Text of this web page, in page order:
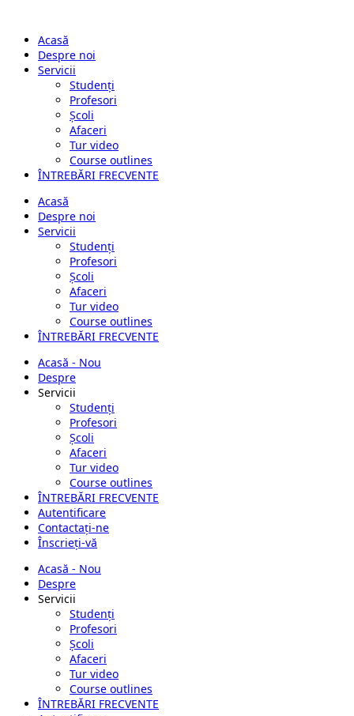
Acasă
Despre noi
Servicii
Studenți
Profesori
Școli
Afaceri
Tur video
Course outlines
ÎNTREBĂRI FRECVENTE
Acasă
Despre noi
Servicii
Studenți
Profesori
Școli
Afaceri
Tur video
Course outlines
ÎNTREBĂRI FRECVENTE
Acasă - Nou
Despre
Servicii
Studenți
Profesori
Școli
Afaceri
Tur video
Course outlines
ÎNTREBĂRI FRECVENTE
Autentificare
Contactați-ne
Înscrieți-vă
Acasă - Nou
Despre
Servicii
Studenți
Profesori
Școli
Afaceri
Tur video
Course outlines
ÎNTREBĂRI FRECVENTE